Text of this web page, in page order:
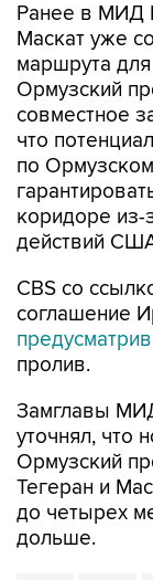
Ранее в МИД
Маскат уже
маршрута
Ормузский
совместное
что
по
коридоре из-
действий
CBS со
соглашение
пролив.
Замглавы
уточнял, что
Ормузский
Тегеран и
до четырех
дольше.